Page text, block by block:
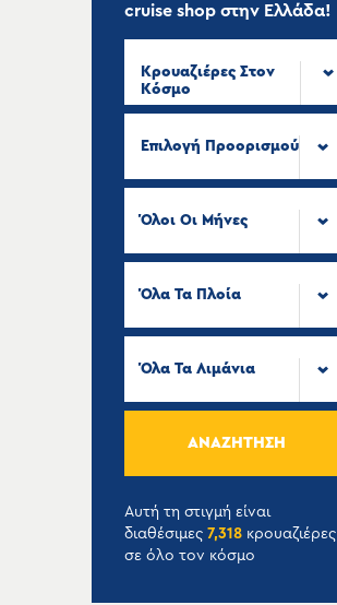
cruise shop στην Ελλάδα!
Κρουαζιέρες Στον
Κόσμο
Επιλογή Προορισμού
Όλοι Οι Μήνες
Όλα Τα Πλοία
Όλα Τα Λιμάνια
ΑΝΑΖΉΤΗΣΗ
Αυτή τη στιγμή είναι
διαθέσιμες 7,318 κρουαζιέρες
σε όλο τον κόσμο